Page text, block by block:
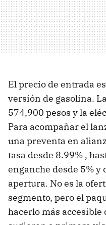
El precio de entrada
versión de gasolina.
574,900 pesos y la
Para acompañar el
una preventa en
tasa desde 8.99% ,
enganche desde 5%
apertura. No es la
segmento, pero el
hacerlo más accesible